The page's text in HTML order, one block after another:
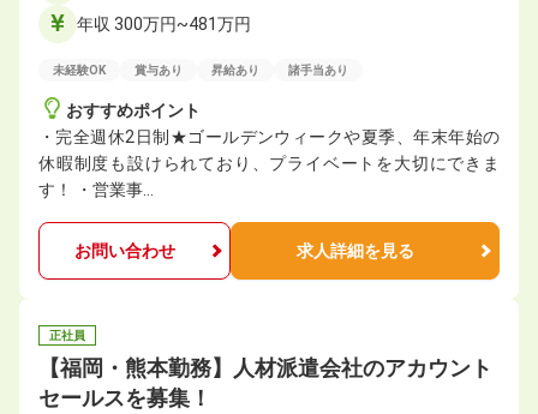
年収 300万円~481万円
未経験OK 賞与あり 昇給あり 諸手当あり
おすすめポイント
・完全週休2日制★ゴールデンウィークや夏季、年末年始の
休暇制度も設けられており、プライベートを大切にできま
す！ ・営業事…
お問い合わせ 求人詳細を見る
正社員
【福岡・熊本勤務】人材派遣会社のアカウント
セールスを募集！